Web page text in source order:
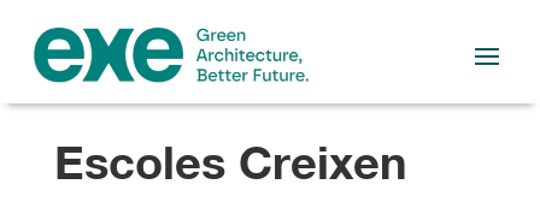
Escoles Creixen